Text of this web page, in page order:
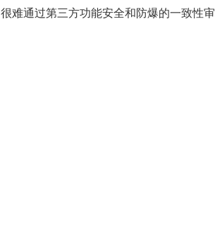
很难通过第三方功能安全和防爆的一致性审